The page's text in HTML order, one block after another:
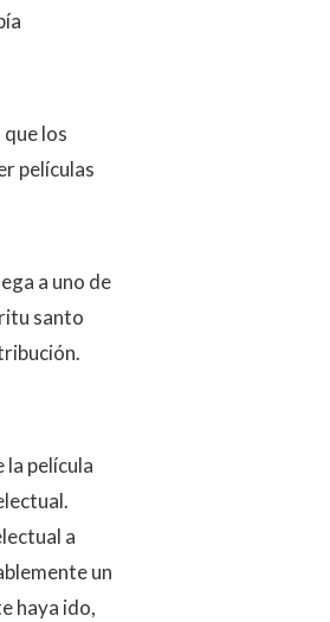
los
películas
a uno de
santo
la película
a
un
haya ido,